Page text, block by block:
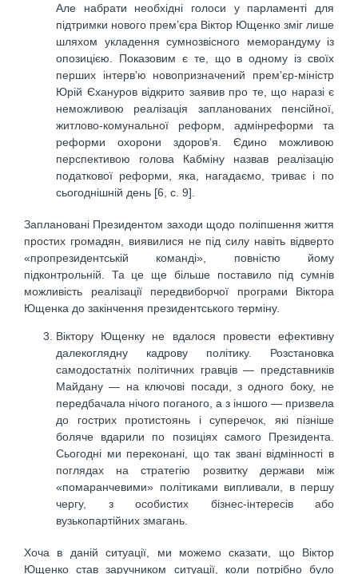
Але набрати необхідні голоси у парламенті для
підтримки нового прем’єра Віктор Ющенко зміг лише
шляхом укладення сумнозвісного меморандуму із
опозицією. Показовим є те, що в одному із своїх
перших інтерв’ю новопризначений прем’єр-міністр
Юрій Єхануров відкрито заявив про те, що наразі є
неможливою реалізація запланованих пенсійної,
житлово-комунальної реформ, адмінреформи та
реформи охорони здоров’я. Єдино можливою
перспективою голова Кабміну назвав реалізацію
податкової реформи, яка, нагадаємо, триває і по
сьогоднішній день [6, c. 9].
Заплановані Президентом заходи щодо поліпшення життя
простих громадян, виявилися не під силу навіть відверто
«пропрезидентській команді», повністю йому
підконтрольній. Та це ще більше поставило під сумнів
можливість реалізації передвиборчої програми Віктора
Ющенка до закінчення президентського терміну.
Віктору Ющенку не вдалося провести ефективну
далекоглядну кадрову політику. Розстановка
самодостатніх політичних гравців — представників
Майдану — на ключові посади, з одного боку, не
передбачала нічого поганого, а з іншого — призвела
до гострих протистоянь і суперечок, які пізніше
боляче вдарили по позиціях самого Президента.
Сьогодні ми переконані, що так звані відмінності в
поглядах на стратегію розвитку держави між
«помаранчевими» політиками випливали, в першу
чергу, з особистих бізнес-інтересів або
вузькопартійних змагань.
Хоча в даній ситуації, ми можемо сказати, що Віктор
Ющенко став заручником ситуації, коли потрібно було